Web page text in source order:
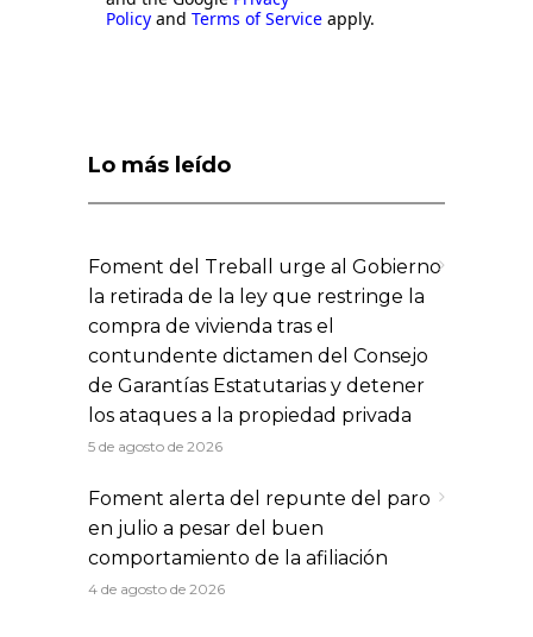
Policy and Terms of Service apply.
Lo más leído
Foment del Treball urge al Gobierno
la retirada de la ley que restringe la
compra de vivienda tras el
contundente dictamen del Consejo
de Garantías Estatutarias y detener
los ataques a la propiedad privada
5 de agosto de 2026
Foment alerta del repunte del paro
en julio a pesar del buen
comportamiento de la afiliación
4 de agosto de 2026